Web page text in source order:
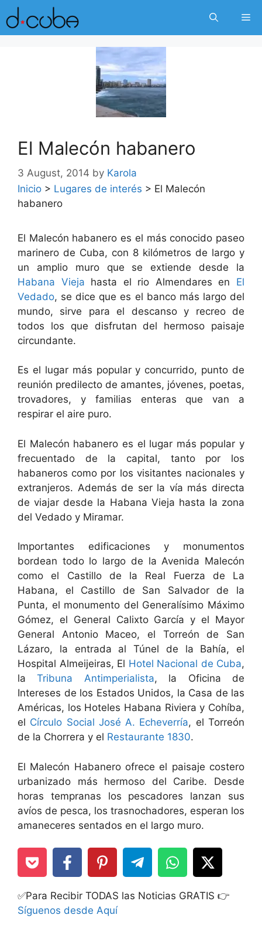
Skip
to
content
El Malecón habanero
3 August, 2014 by Karola
Inicio > Lugares de interés > El Malecón
habanero
El Malecón habanero es el más conocido paseo
marinero de Cuba, con 8 kilómetros de largo y
un amplio muro que se extiende desde la
Habana Vieja hasta el rio Almendares en El
Vedado, se dice que es el banco más largo del
mundo, sirve para el descanso y recreo de
todos los que disfrutan del hermoso paisaje
circundante.
Es el lugar más popular y concurrido, punto de
reunión predilecto de amantes, jóvenes, poetas,
trovadores, y familias enteras que van a
respirar el aire puro.
El Malecón habanero es el lugar más popular y
frecuentado de la capital, tanto por los
habaneros como por los visitantes nacionales y
extranjeros. Además de ser la vía más directa
de viajar desde la Habana Vieja hasta la zona
del Vedado y Miramar.
Importantes edificaciones y monumentos
bordean todo lo largo de la Avenida Malecón
como el Castillo de la Real Fuerza de La
Habana, el Castillo de San Salvador de la
Punta, el monumento del Generalísimo Máximo
Gómez, el General Calixto García y el Mayor
General Antonio Maceo, el Torreón de San
Lázaro, la entrada al Túnel de la Bahía, el
Hospital Almeijeiras, El Hotel Nacional de Cuba,
laTribuna Antimperialista, la Oficina de
Intereses de los Estados Unidos, la Casa de las
Américas, los Hoteles Habana Riviera y Cohíba,
el Círculo Social José A. Echeverría, el Torreón
de la Chorrera y el Restaurante 1830.
El Malecón Habanero ofrece el paisaje costero
urbanizado más hermoso del Caribe. Desde
horas tempranas los pescadores lanzan sus
avíos de pesca, los trasnochadores, esperan los
amaneceres sentados en el largo muro.
✅Para Recibir TODAS las Noticias GRATIS 👉
Síguenos desde Aquí